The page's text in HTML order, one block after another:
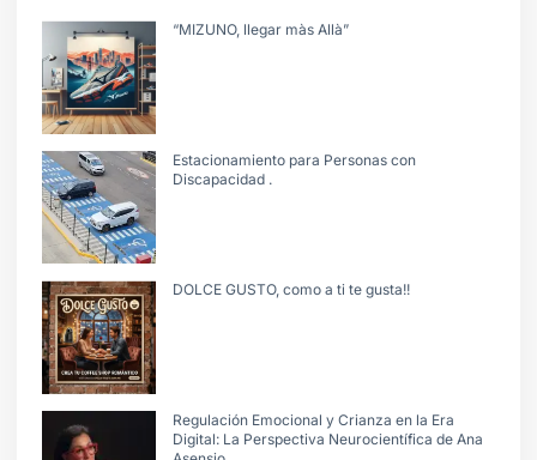
“MIZUNO, llegar màs Allà”
Estacionamiento para Personas con
Discapacidad .
DOLCE GUSTO, como a ti te gusta!!
Regulación Emocional y Crianza en la Era
Digital: La Perspectiva Neurocientífica de Ana